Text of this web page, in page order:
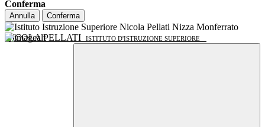
Conferma
Annulla Conferma
NICOLA PELLATI ISTITUTO D'ISTRUZIONE SUPERIORE